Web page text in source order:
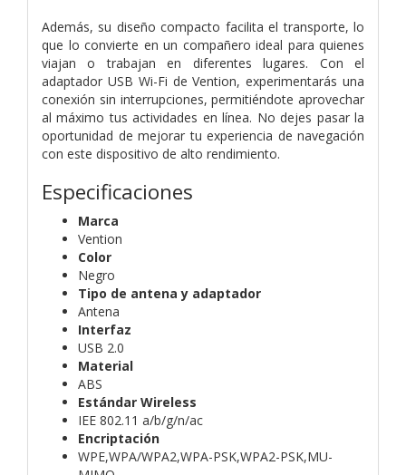
Además, su diseño compacto facilita el transporte, lo
que lo convierte en un compañero ideal para quienes
viajan o trabajan en diferentes lugares. Con el
adaptador USB Wi-Fi de Vention, experimentarás una
conexión sin interrupciones, permitiéndote aprovechar
al máximo tus actividades en línea. No dejes pasar la
oportunidad de mejorar tu experiencia de navegación
con este dispositivo de alto rendimiento.
Especificaciones
Marca
Vention
Color
Negro
Tipo de antena y adaptador
Antena
Interfaz
USB 2.0
Material
ABS
Estándar Wireless
IEE 802.11 a/b/g/n/ac
Encriptación
WPE,WPA/WPA2,WPA-PSK,WPA2-PSK,MU-